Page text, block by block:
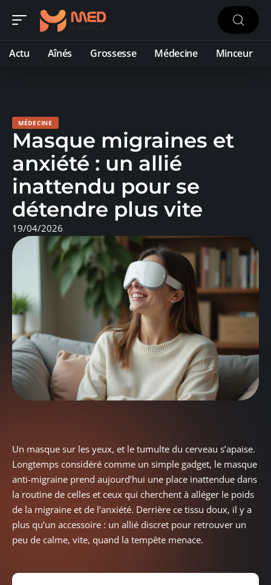
Actu Aînés Grossesse Médecine Minceur
MÉDECINE
Masque migraines et
anxiété : un allié
inattendu pour se
détendre plus vite
19/04/2026
Un masque sur les yeux, et le tumulte du cerveau s’apaise.
Longtemps considéré comme un simple gadget, le masque
anti-migraine prend aujourd’hui une place inattendue dans
la routine de celles et ceux qui cherchent à alléger le poids
de la migraine et de l’anxiété. Derrière ce tissu doux, il y a
plus qu’un accessoire : un allié discret pour retrouver un
peu de calme, vite, quand la tempête menace.